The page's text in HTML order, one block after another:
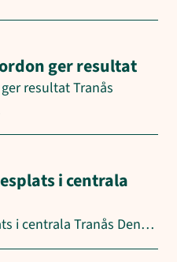
ger resultat
resultat Tranås
i centrala
i centrala Tranås Den…